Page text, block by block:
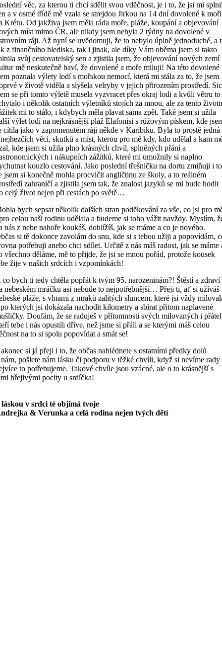
věc, za kterou ti chci sdělit svou vděčnost, je i to, že jsi mi
a v osmé třídě mě vzala se strejdou Jirkou na 14 dní dovolené k moři
Krétu. Od jakživa jsem měla ráda moře, pláže, koupání a objevování
míst mimo ČR, ale nikdy jsem nebyla 2 týdny na dovolené v
ráji. Až nyní se uvědomuji, že to nebylo úplně jednoduché, a
z finančního hlediska, tak i jinak, ale díky Vám oběma jsem si takto
svůj cestovatelský sen a zjistila jsem, že objevování nových zemí
mě neskutečně baví, že dovolené a moře miluji! Na této dovolené
poznala výlety lodí s mořskou nemocí, která mi stála za to, že jsem
v životě viděla a slyšela velryby v jejich přirozením prostředí.
se při tomto výletě musela vyzvracet přes okraj lodi a kvůli větru to
i několik ostatních výletníků stojích za mnou, ale za tento
mi to stálo, i kdybych měla plavat sama zpět. Také jsem si užila
výlet lodí na nejkrásnější pláž Elafonisi s růžovým pískem, kde
cítila jako v zapomenutém ráji někde v Karibiku. Byla to prostě jedná
věcí, skutků a míst, kterou pro mě kdy, kdo udělal a kam
kde jsem si užila plno krásných chvil, splněných přání a
i nákupních zážitků, které mi umožnily si naplno
kouzlo cestování. Jako poslední třešničku na dortu zmiňuji i
jsem si konečně mohla procvičit angličtinu ze školy, a to reálném
zahraničí a zjistila jsem tak, že znalost jazyků se mi bude hodit
celý život nejen při cestách po světě…
bych sepsat několik dalších stran poděkování za vše, co jsi pro
celou naši rodinu udělala a budeme si toho vážit navždy. Myslím,
nás z nebe nahoře koukáš, dohlížíš, jak se máme a co je nového.
si tě dokonce zavolám do snu, kde si s tebou užiji a popovídám,
potřebuji anebo chci sdílet. Určitě z nás máš radost, jak se máme
všechno děláme, mě to přijde, že jsi se mnou pořád, protože kousek
žije v našich srdcích i vzpomínkách!
co bych ti tedy chtěla popřát k tvým 95. narozeninám?! Štěstí a zdraví
nebeském mráčku asi nebude to nejpotřebnější… Přeji ti, ať si užíváš
pláže, s vlnami z mraků zalitých sluncem, které jsi vždy
kterých jsi dokázala nachodit kilometry a sbírat přitom naplavené
Doufám, že se raduješ v přítomnosti svých milovaných i
tebe i nás opustili dříve, než jsme si přáli a se kterými máš celou
na to si spolu popovídat a smát se!
si já přeji i to, že občas nahlédnete s ostatními předky dolů
pošlete nám lásku či podporu v těžké chvíli, když si nevíme rady
to potřebujeme. Takové chvíle jsou vzácné, ale o to krásnější s
hřejivými pocity u srdíčka!
láskou v srdci té objímá tvoje
& Verunka a celá rodina nejen tvých dětí